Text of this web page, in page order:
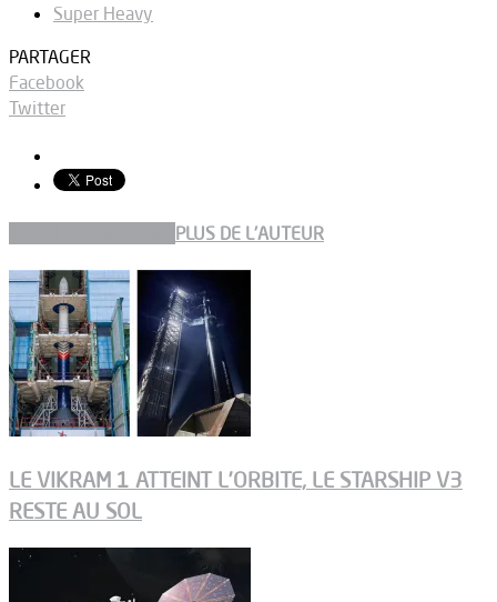
Super Heavy
PARTAGER
Facebook
Twitter
PLUS DE L'AUTEUR
LE VIKRAM 1 ATTEINT L’ORBITE, LE STARSHIP V3
RESTE AU SOL